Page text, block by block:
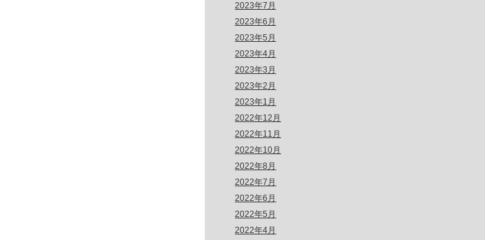
2023年7月
2023年6月
2023年5月
2023年4月
2023年3月
2023年2月
2023年1月
2022年12月
2022年11月
2022年10月
2022年8月
2022年7月
2022年6月
2022年5月
2022年4月